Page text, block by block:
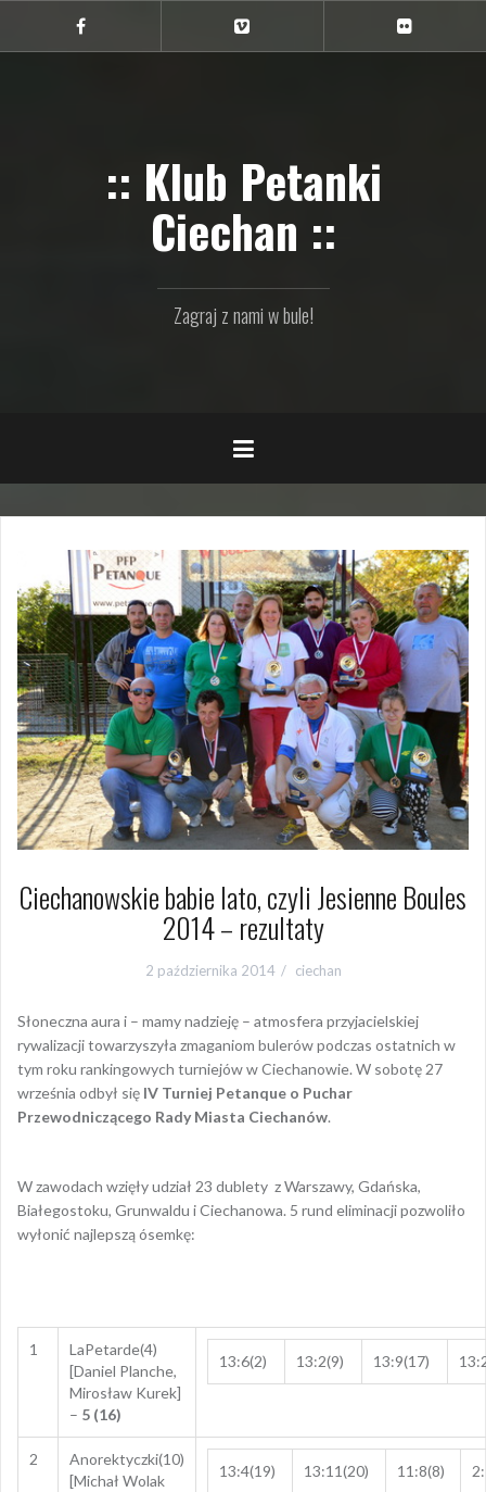
treści
Ciechan
na
na
na
:: Klub Petanki
Ciechan ::
Zagraj z nami w bule!
Ciechanowskie babie lato, czyli Jesienne Boules
2014 – rezultaty
2 października 2014 ciechan
Słoneczna aura i – mamy nadzieję – atmosfera przyjacielskiej
rywalizacji towarzyszyła zmaganiom bulerów podczas ostatnich w
tym roku rankingowych turniejów w Ciechanowie. W sobotę 27
września odbył się IV Turniej Petanque o Puchar
Przewodniczącego Rady Miasta Ciechanów.
W zawodach wzięły udział 23 dublety z Warszawy, Gdańska,
Białegostoku, Grunwaldu i Ciechanowa. 5 rund eliminacji pozwoliło
wyłonić najlepszą ósemkę:
1
LaPetarde(4)
[Daniel Planche,
Mirosław Kurek]
– 5 (16)
13:6(2) 13:2(9) 13:9(17)
2
Anorektyczki(10)
[Michał Wolak
13:4(19) 13:11(20) 11:8(8)